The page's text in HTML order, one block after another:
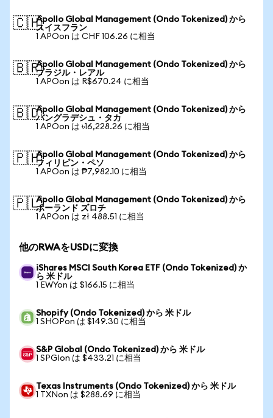
🇨🇭Apollo Global Management (Ondo Tokenized) から
スイスフラン
1 APOon は CHF 106.26 に相当
🇧🇷Apollo Global Management (Ondo Tokenized) から
ブラジル・レアル
1 APOon は R$670.24 に相当
🇧🇩Apollo Global Management (Ondo Tokenized) から
バングラデシュ・タカ
1 APOon は ৳16,228.26 に相当
🇵🇭Apollo Global Management (Ondo Tokenized) から
フィリピン・ペソ
1 APOon は ₱7,982.10 に相当
🇵🇱Apollo Global Management (Ondo Tokenized) から
ポーランド ズロチ
1 APOon は zł 488.51 に相当
他のRWAをUSDに変換
iShares MSCI South Korea ETF (Ondo Tokenized) か
ら 米ドル
1 EWYon は $166.15 に相当
Shopify (Ondo Tokenized) から 米ドル
1 SHOPon は $149.30 に相当
S&P Global (Ondo Tokenized) から 米ドル
1 SPGIon は $433.21 に相当
Texas Instruments (Ondo Tokenized) から 米ドル
1 TXNon は $288.69 に相当